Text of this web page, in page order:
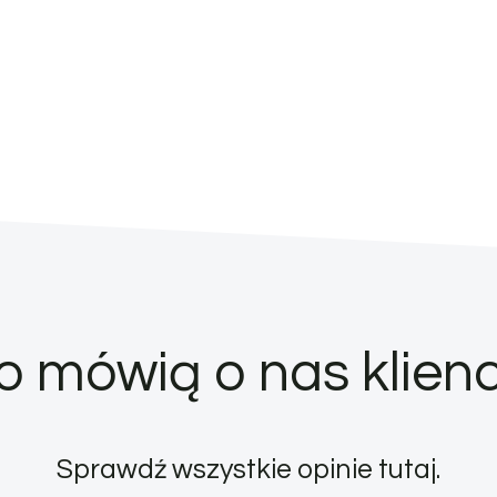
mówią o nas
Sprawdź wszystkie opinie tutaj.